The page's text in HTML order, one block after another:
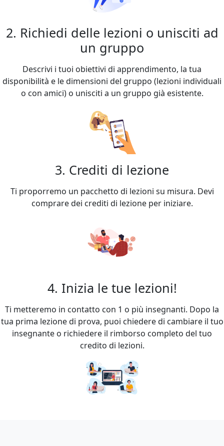
2. Richiedi delle lezioni o unisciti ad
un gruppo
Descrivi i tuoi obiettivi di apprendimento, la tua
disponibilità e le dimensioni del gruppo (lezioni individuali
o con amici) o unisciti a un gruppo già esistente.
3. Crediti di lezione
Ti proporremo un pacchetto di lezioni su misura. Devi
comprare dei crediti di lezione per iniziare.
4. Inizia le tue lezioni!
Ti metteremo in contatto con 1 o più insegnanti. Dopo la
tua prima lezione di prova, puoi chiedere di cambiare il tuo
insegnante o richiedere il rimborso completo del tuo
credito di lezioni.